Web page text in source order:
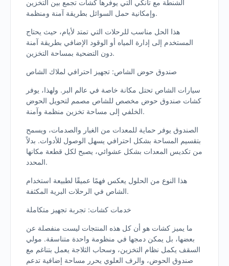
الشنطة مع تانكي التي يوفرها كشات تجمع بين التخزين
وإمكانية حمل السوائل بطريقة آمنة ومنظمة.
هذا الحل مناسب للرحلات التي تمتد لأيام، حيث يحتاج
المستخدم إلى إدارة المياه أو الوقود الإضافي بطريقة آمنة
دون التضحية بمساحة التخزين.
صندوق حوض الشاص: تجهيز احترافي لملاك الشاص
سيارات الشاص تحتل مكانة خاصة في عالم البر. ولهذا، يوفر
كشات صندوق حوض مخصص للشاص مصمم لتحويل الحوض
الخلفي إلى مساحة تخزين منظمة وآمنة.
الصندوق يوفر حماية للمعدات من الغبار والصدمات، ويسمح
بتقسيم المساحة بشكل احترافي يسهل الوصول للأدوات. بدلاً
من تكديس المعدات بشكل عشوائي، يصبح لكل قطعة مكانها
المحدد.
هذا النوع من الحلول يعكس فهمًا عميقًا لطبيعة استخدام
الشاص في الرحلات البرية المكثفة.
خدمات كشات: تجربة تجهيز متكاملة
ما يميز كشات هو أن كل هذه المنتجات ليست منفصلة عن
بعضها، بل يمكن دمجها في منظومة واحدة متناسقة. مولي
السقف يكمل نظام التخزين، وسحاب الثلاجة يعمل بتناغم مع
صندوق الحوض، والرف العلوي يحرر مساحة إضافية تدعم